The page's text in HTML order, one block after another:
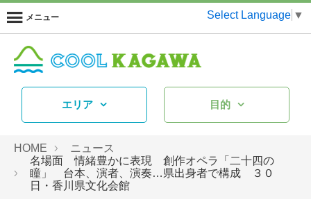
メニュー Select Language ▼
エリア 目的
HOME
ニュース
名場面 情緒豊かに表現 創作オペラ「二十四の
瞳」 台本、演者、演奏…県出身者で構成 ３０
日・香川県文化会館